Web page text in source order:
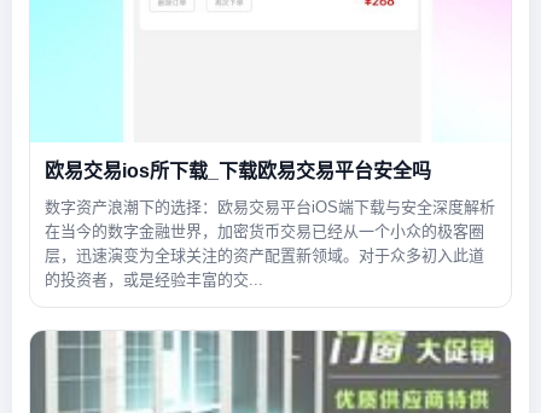
欧易交易ios所下载_下载欧易交易平台安全吗
数字资产浪潮下的选择：欧易交易平台iOS端下载与安全深度解析
在当今的数字金融世界，加密货币交易已经从一个小众的极客圈
层，迅速演变为全球关注的资产配置新领域。对于众多初入此道
的投资者，或是经验丰富的交...